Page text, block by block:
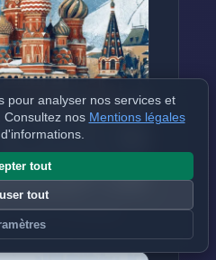
« il y a » en Russe
pour analyser nos services et
Consultez nos Mentions légales
tout
tout